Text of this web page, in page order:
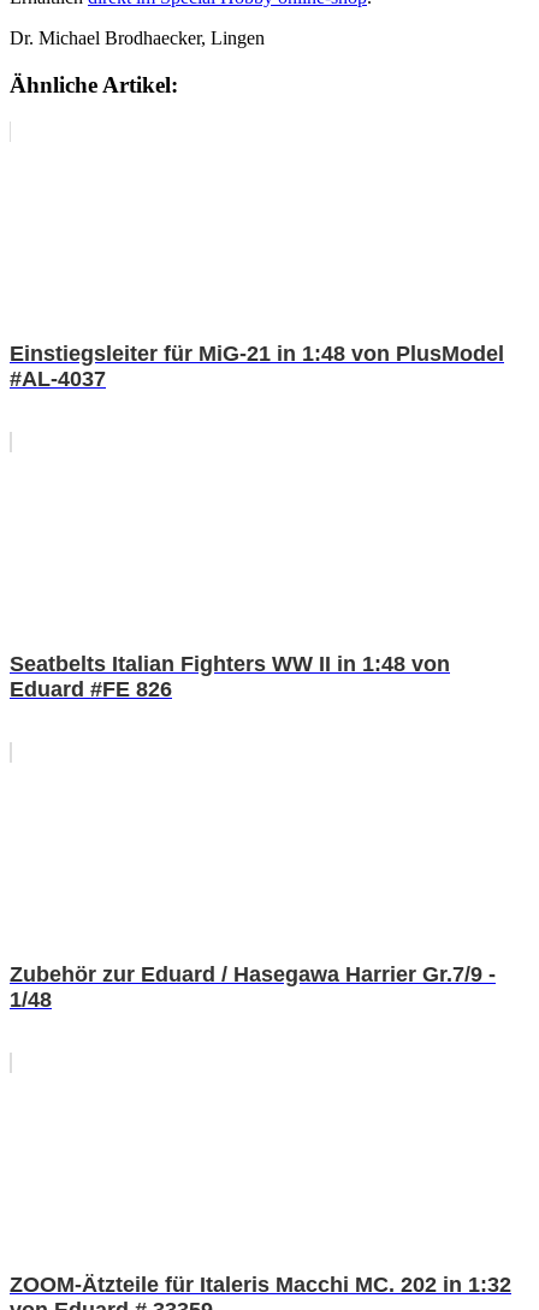
Dr. Michael Brodhaecker, Lingen
Ähnliche Artikel:
Einstiegsleiter für MiG-21 in 1:48 von PlusModel
#AL-4037
Seatbelts Italian Fighters WW II in 1:48 von
Eduard #FE 826
Zubehör zur Eduard / Hasegawa Harrier Gr.7/9 -
1/48
ZOOM-Ätzteile für Italeris Macchi MC. 202 in 1:32